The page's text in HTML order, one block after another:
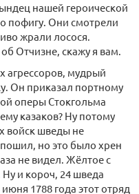
нашей героической
пофигу. Они смотрели
жрали лосося.
Отчизне, скажу я вам.
агрессоров, мудрый
Он приказал портному
оперы Стокгольма
казаков? Ну потому
войск шведы не
но это было хрен
не видел. Жёлтое с
и короч, 24 шведа
1788 года этот отряд